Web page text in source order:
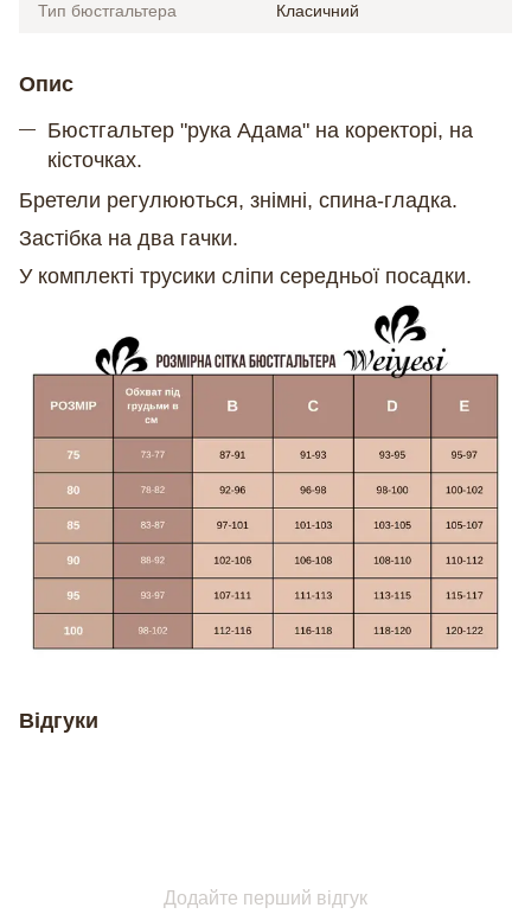
Тип бюстгальтера Класичний
Опис
Бюстгальтер "рука Адама" на коректорі, на
кісточках.
Бретели регулюються, знімні, спина-гладка.
Застібка на два гачки.
У комплекті трусики сліпи середньої посадки.
Відгуки
Додайте перший відгук